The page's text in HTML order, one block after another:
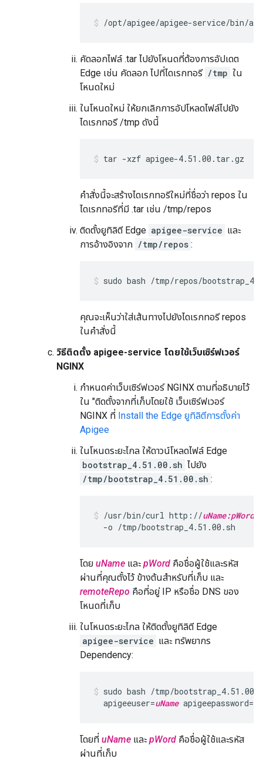
/opt/apigee/apigee-service/bin/
คัดลอกไฟล์ .tar ไปยังโหนดที่ต้องการอัปเดต
Edge เช่น คัดลอก ไปที่ไดเรกทอรี /tmp ใน
โหนดใหม่
ในโหนดใหม่ ให้ยกเลิกการอัปโหลดไฟล์ไปยัง
ไดเรกทอรี /tmp ดังนี้
tar -xzf apigee-4.51.00.tar.gz
คำสั่งนี้จะสร้างไดเรกทอรีใหม่ที่ชื่อว่า repos ใน
ไดเรกทอรีที่มี .tar เช่น /tmp/repos
ติดตั้งยูทิลิตี Edge apigee-service และ
การอ้างอิงจาก /tmp/repos :
sudo bash /tmp/repos/
คุณจะเห็นว่าใส่เส้นทางไปยังไดเรกทอรี repos
ในคำสั่งนี้
วิธีติดตั้ง apigee-service โดยใช้เว็บเซิร์ฟเวอร์
NGINX
กำหนดค่าเว็บเซิร์ฟเวอร์ NGINX ตามที่อธิบายไว้
ใน "ติดตั้งจากที่เก็บโดยใช้ เว็บเซิร์ฟเวอร์
NGINX ที่ Install the Edge ยูทิลิตีการตั้งค่า
Apigee
ในโหนดระยะไกล ให้ดาวน์โหลดไฟล์ Edge
bootstrap_4.51.00.sh ไปยัง
/tmp/bootstrap_4.51.00.sh :
/usr/bin/curl http://uName:pWord
  -o /tmp/bootstrap_4.51.00.sh
โดย uName และpWord คือชื่อผู้ใช้และรหัส
ผ่านที่คุณตั้งไว้ ข้างต้นสำหรับที่เก็บ และ
remoteRepo คือที่อยู่ IP หรือชื่อ DNS ของ
โหนดที่เก็บ
ในโหนดระยะไกล ให้ติดตั้งยูทิลิตี Edge
apigee-service และ ทรัพยากร
Dependency:
sudo bash /tmp/
  apigeeuser=
uName apigeepassword=
โดยที่ uName และpWord คือชื่อผู้ใช้และรหัส
ผ่านที่เก็บ